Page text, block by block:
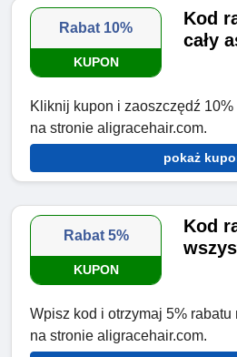
Rabat 10%
KUPON
Kod
cały
Kliknij kupon i zaoszczędź 10%
na stronie aligracehair.com.
pokaż
Rabat 5%
KUPON
Kod
Wpisz kod i otrzymaj 5%
na stronie aligracehair.com.